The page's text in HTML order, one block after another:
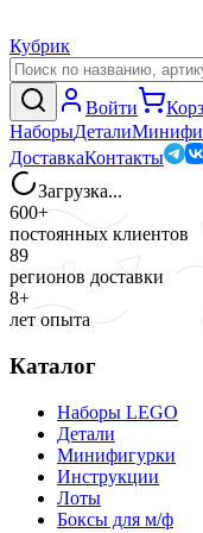
Кубрик
Войти
НаборыДетали
ДоставкаКонтакты
Загрузка...
600+
постоянных клиентов
89
регионов доставки
8+
лет опыта
Каталог
Наборы LEGO
Детали
Минифигурки
Инструкции
Лоты
Боксы для м/ф